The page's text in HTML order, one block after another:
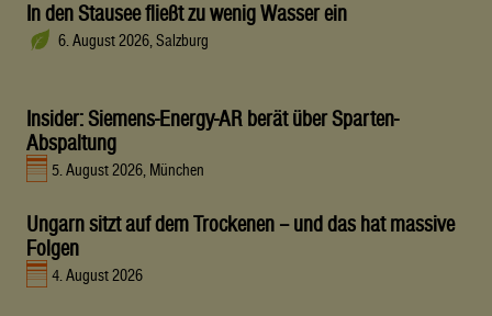
In den Stausee fließt zu wenig Wasser ein
6. August 2026, Salzburg
Insider: Siemens-Energy-AR berät über Sparten-
Abspaltung
5. August 2026, München
Ungarn sitzt auf dem Trockenen – und das hat massive
Folgen
4. August 2026